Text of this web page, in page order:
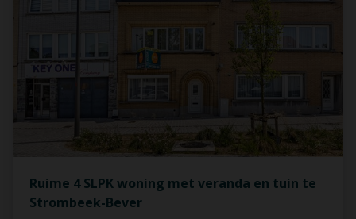
Ruime 4 SLPK woning met veranda en tuin te
Strombeek-Bever